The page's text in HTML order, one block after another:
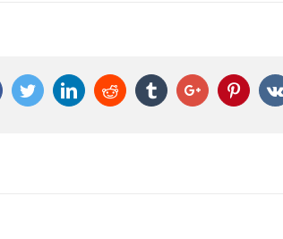
FacebookTwitterLinkedinReddit TumblrGoogle+